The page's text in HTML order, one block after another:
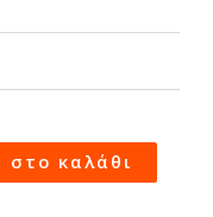
στο καλάθι